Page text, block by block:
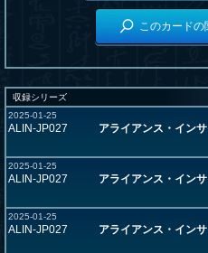
このカードの
収録シリーズ
2025-01-25
ALIN-JP027 アライアンス・イン
2025-01-25
ALIN-JP027 アライアンス・イン
2025-01-25
ALIN-JP027 アライアンス・イン